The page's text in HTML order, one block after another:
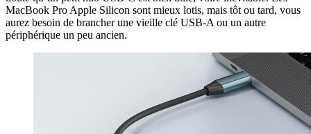
MacBook Pro Apple Silicon sont mieux lotis, mais tôt ou tard, vous
aurez besoin de brancher une vieille clé USB-A ou un autre
périphérique un peu ancien.